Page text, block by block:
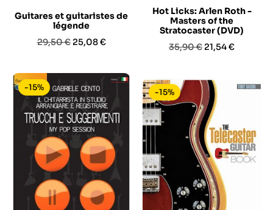
Guitares et guitaristes de
légende
Prezzo
29,50 € Prezzo
25,08 €
Hot Licks: Arlen Roth -
Masters of the
Stratocaster (DVD)
Prezzo
35,90 € Prezzo
21,54 €
-15% -15%